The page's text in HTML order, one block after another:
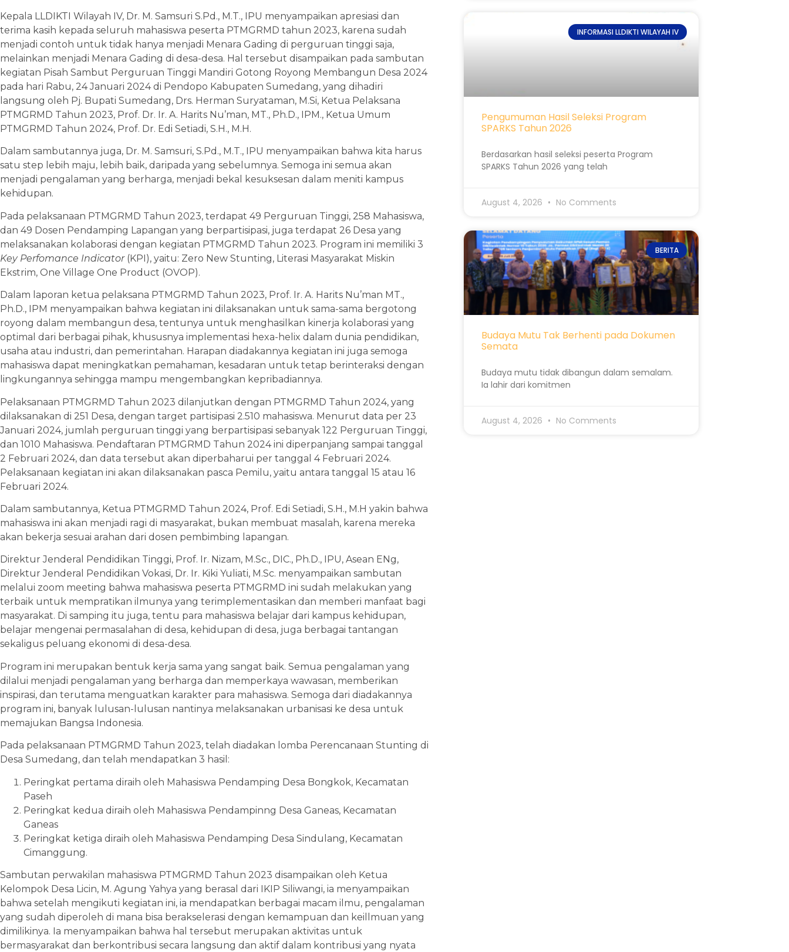
Kepala LLDIKTI Wilayah IV, Dr. M. Samsuri S.Pd., M.T., IPU menyampaikan apresiasi dan
terima kasih kepada seluruh mahasiswa peserta PTMGRMD tahun 2023, karena sudah
menjadi contoh untuk tidak hanya menjadi Menara Gading di perguruan tinggi saja,
melainkan menjadi Menara Gading di desa-desa. Hal tersebut disampaikan pada sambutan
kegiatan Pisah Sambut Perguruan Tinggi Mandiri Gotong Royong Membangun Desa 2024
pada hari Rabu, 24 Januari 2024 di Pendopo Kabupaten Sumedang, yang dihadiri
langsung oleh Pj. Bupati Sumedang, Drs. Herman Suryataman, M.Si, Ketua Pelaksana
PTMGRMD Tahun 2023, Prof. Dr. Ir. A. Harits Nu’man, MT., Ph.D., IPM., Ketua Umum
PTMGRMD Tahun 2024, Prof. Dr. Edi Setiadi, S.H., M.H.
Dalam sambutannya juga, Dr. M. Samsuri, S.Pd., M.T., IPU menyampaikan bahwa kita harus
satu step lebih maju, lebih baik, daripada yang sebelumnya. Semoga ini semua akan
menjadi pengalaman yang berharga, menjadi bekal kesuksesan dalam meniti kampus
kehidupan.
Pada pelaksanaan PTMGRMD Tahun 2023, terdapat 49 Perguruan Tinggi, 258 Mahasiswa,
dan 49 Dosen Pendamping Lapangan yang berpartisipasi, juga terdapat 26 Desa yang
melaksanakan kolaborasi dengan kegiatan PTMGRMD Tahun 2023. Program ini memiliki 3
Key Perfomance Indicator (KPI), yaitu: Zero New Stunting, Literasi Masyarakat Miskin
Ekstrim, One Village One Product (OVOP).
Dalam laporan ketua pelaksana PTMGRMD Tahun 2023, Prof. Ir. A. Harits Nu’man MT.,
Ph.D., IPM menyampaikan bahwa kegiatan ini dilaksanakan untuk sama-sama bergotong
royong dalam membangun desa, tentunya untuk menghasilkan kinerja kolaborasi yang
optimal dari berbagai pihak, khususnya implementasi hexa-helix dalam dunia pendidikan,
usaha atau industri, dan pemerintahan. Harapan diadakannya kegiatan ini juga semoga
mahasiswa dapat meningkatkan pemahaman, kesadaran untuk tetap berinteraksi dengan
lingkungannya sehingga mampu mengembangkan kepribadiannya.
Pelaksanaan PTMGRMD Tahun 2023 dilanjutkan dengan PTMGRMD Tahun 2024, yang
dilaksanakan di 251 Desa, dengan target partisipasi 2.510 mahasiswa. Menurut data per 23
Januari 2024, jumlah perguruan tinggi yang berpartisipasi sebanyak 122 Perguruan Tinggi,
dan 1010 Mahasiswa. Pendaftaran PTMGRMD Tahun 2024 ini diperpanjang sampai tanggal
2 Februari 2024, dan data tersebut akan diperbaharui per tanggal 4 Februari 2024.
Pelaksanaan kegiatan ini akan dilaksanakan pasca Pemilu, yaitu antara tanggal 15 atau 16
Februari 2024.
Dalam sambutannya, Ketua PTMGRMD Tahun 2024, Prof. Edi Setiadi, S.H., M.H yakin bahwa
mahasiswa ini akan menjadi ragi di masyarakat, bukan membuat masalah, karena mereka
akan bekerja sesuai arahan dari dosen pembimbing lapangan.
Direktur Jenderal Pendidikan Tinggi, Prof. Ir. Nizam, M.Sc., DIC., Ph.D., IPU, Asean ENg,
Direktur Jenderal Pendidikan Vokasi, Dr. Ir. Kiki Yuliati, M.Sc. menyampaikan sambutan
melalui zoom meeting bahwa mahasiswa peserta PTMGRMD ini sudah melakukan yang
terbaik untuk mempratikan ilmunya yang terimplementasikan dan memberi manfaat bagi
masyarakat. Di samping itu juga, tentu para mahasiswa belajar dari kampus kehidupan,
belajar mengenai permasalahan di desa, kehidupan di desa, juga berbagai tantangan
sekaligus peluang ekonomi di desa-desa.
Program ini merupakan bentuk kerja sama yang sangat baik. Semua pengalaman yang
dilalui menjadi pengalaman yang berharga dan memperkaya wawasan, memberikan
inspirasi, dan terutama menguatkan karakter para mahasiswa. Semoga dari diadakannya
program ini, banyak lulusan-lulusan nantinya melaksanakan urbanisasi ke desa untuk
memajukan Bangsa Indonesia.
Pada pelaksanaan PTMGRMD Tahun 2023, telah diadakan lomba Perencanaan Stunting di
Desa Sumedang, dan telah mendapatkan 3 hasil:
Peringkat pertama diraih oleh Mahasiswa Pendamping Desa Bongkok, Kecamatan
Paseh
Peringkat kedua diraih oleh Mahasiswa Pendampinng Desa Ganeas, Kecamatan
Ganeas
Peringkat ketiga diraih oleh Mahasiswa Pendamping Desa Sindulang, Kecamatan
Cimanggung.
Sambutan perwakilan mahasiswa PTMGRMD Tahun 2023 disampaikan oleh Ketua
Kelompok Desa Licin, M. Agung Yahya yang berasal dari IKIP Siliwangi, ia menyampaikan
bahwa setelah mengikuti kegiatan ini, ia mendapatkan berbagai macam ilmu, pengalaman
yang sudah diperoleh di mana bisa berakselerasi dengan kemampuan dan keillmuan yang
dimilikinya. Ia menyampaikan bahwa hal tersebut merupakan aktivitas untuk
bermasyarakat dan berkontribusi secara langsung dan aktif dalam kontribusi yang nyata
INFORMASI LLDIKTI WILAYAH IV
Pengumuman Hasil Seleksi Program
SPARKS Tahun 2026
Berdasarkan hasil seleksi peserta Program
SPARKS Tahun 2026 yang telah
August 4, 2026 No Comments
BERITA
Budaya Mutu Tak Berhenti pada Dokumen
Semata
Budaya mutu tidak dibangun dalam semalam.
Ia lahir dari komitmen
August 4, 2026 No Comments